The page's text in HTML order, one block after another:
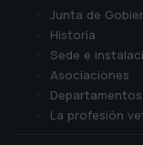
Junta de
Historia
Sede e
Asociaciones
La profesión